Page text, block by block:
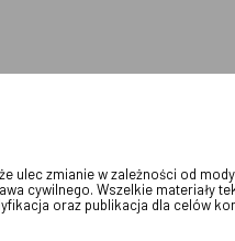
ulec zmianie w zależności od
cywilnego. Wszelkie materiały
oraz publikacja dla celów